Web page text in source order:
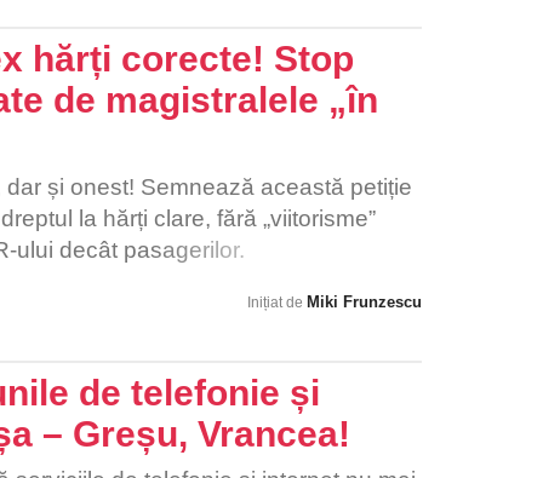
de validat. Trebuie să ne pese
locuiesc în alte părți ale județului,
hărți corecte! Stop
de magistralele „în
și onest! Semnează această petiție
la hărți clare, fără „viitorisme”
ului decât pasagerilor.
Inițiat de Miki Frunzescu
de telefonie și
– Greșu, Vrancea!